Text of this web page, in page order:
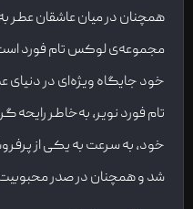
همچنان در میان عاشقان عطر
مجموعه‌ی لوکس تام فورد است
خود جایگاه ویژه‌ای در دنیای
تام فورد نویر، به‌خاطر
خود، به سرعت به یکی از
شد و همچنان در صدر محبوبیت